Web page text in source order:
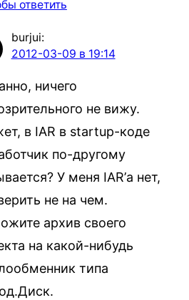
ответить
burjui:
2012-03-09 в 19:14
ничего
не вижу.
в IAR в startup-коде
по-другому
У меня IAR’а нет,
не на чем.
архив своего
на какой-нибудь
типа